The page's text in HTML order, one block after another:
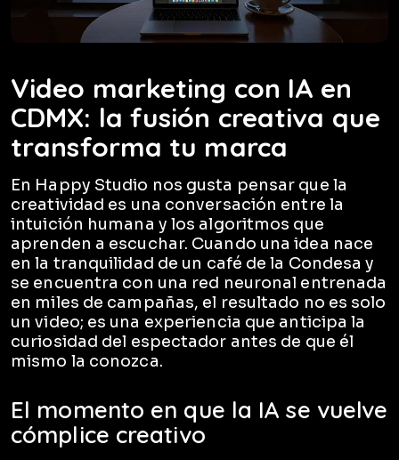
Video marketing con IA en
CDMX: la fusión creativa que
transforma tu marca
En Happy Studio nos gusta pensar que la
creatividad es una conversación entre la
intuición humana y los algoritmos que
aprenden a escuchar. Cuando una idea nace
en la tranquilidad de un café de la Condesa y
se encuentra con una red neuronal entrenada
en miles de campañas, el resultado no es solo
un video; es una experiencia que anticipa la
curiosidad del espectador antes de que él
mismo la conozca.
El momento en que la IA se vuelve
cómplice creativo